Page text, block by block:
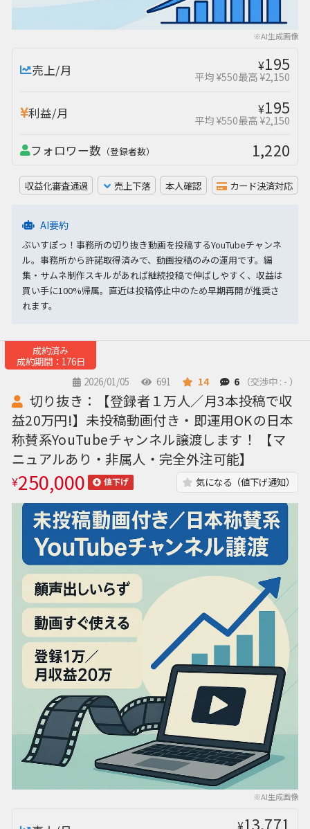
※AI生成画像
売上/月 ¥195
平均 ¥550最高 ¥2,150
利益/月 ¥195
平均 ¥550最高 ¥2,150
フォロワー数 （登録者数） 1,220
収益化審査通過 売上下落 本人確認 カード決済対応
AI要約
ぶいすぽっ！事務所の切り抜き動画を投稿するYouTubeチャンネ
ル。事務所から許諾取得済みで、動画投稿のみの運用です。編
集・サムネ制作スキルがあれば継続投稿で伸ばしやすく、収益は
買い手に100%帰属。直近は投稿停止中のため早期再開が推奨さ
れます。
成約済み
成約期間：176日
2026/01/05
691 14 6 （交渉中 : - ）
※AI生成画像
切り抜き：【登録者１万人／月3本投稿で収
益20万円!】未投稿動画付き・即運用OKの日本
称賛系YouTubeチャンネル譲渡します！ 【マ
ニュアルあり・非属人・完全外注可能】
¥250,000 値下げ 気になる（値下げ通知）
13,771